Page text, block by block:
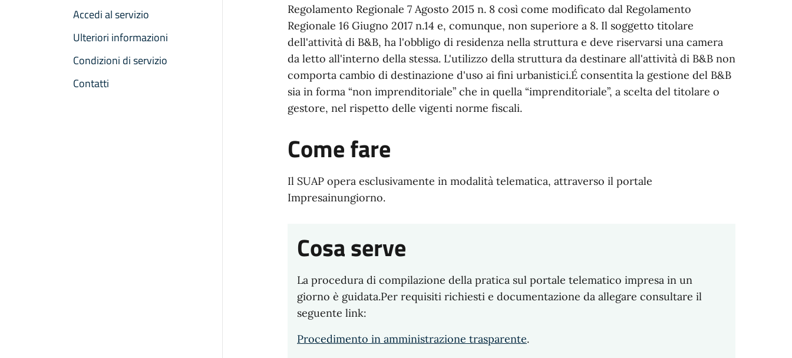
Accedi al servizio
Ulteriori informazioni
Condizioni di servizio
Contatti
Regolamento Regionale 7 Agosto 2015 n. 8 così come modificato dal Regolamento
Regionale 16 Giugno 2017 n.14 e, comunque, non superiore a 8. Il soggetto titolare
dell'attività di B&B, ha l'obbligo di residenza nella struttura e deve riservarsi una camera
da letto all'interno della stessa. L'utilizzo della struttura da destinare all'attività di B&B non
comporta cambio di destinazione d'uso ai fini urbanistici.É consentita la gestione del B&B
sia in forma “non imprenditoriale” che in quella “imprenditoriale”, a scelta del titolare o
gestore, nel rispetto delle vigenti norme fiscali.
Come fare
Il SUAP opera esclusivamente in modalità telematica, attraverso il portale
Impresainungiorno.
Cosa serve
La procedura di compilazione della pratica sul portale telematico impresa in un
giorno è guidata.Per requisiti richiesti e documentazione da allegare consultare il
seguente link:
Procedimento in amministrazione trasparente.